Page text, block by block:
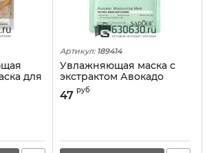
для
Риса
Артикул: 189414
Увлажняющая маска с
экстрактом Авокадо
SADOER "Botany And
Fruits Skin Care" 25g
47 руб